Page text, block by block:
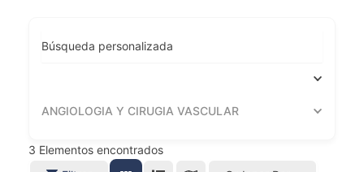
Búsqueda personalizada
ANGIOLOGIA Y CIRUGIA VASCULAR
3 Elementos encontrados